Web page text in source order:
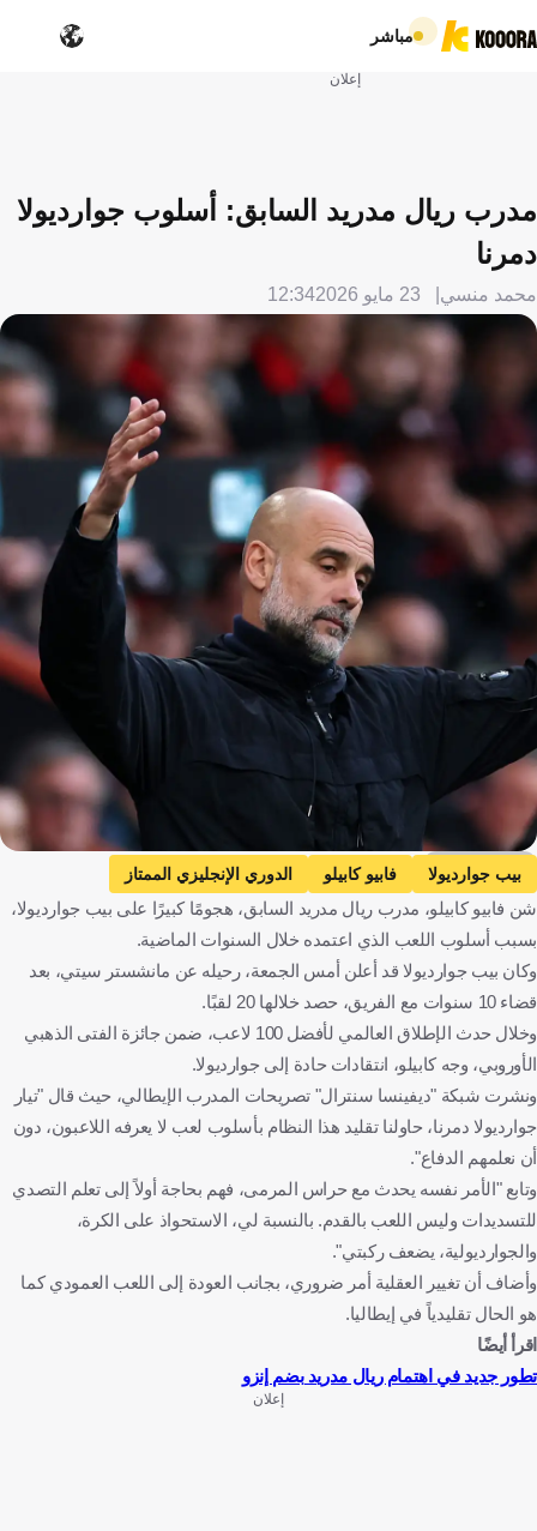
مباشر
إعلان
مدرب ريال مدريد السابق: أسلوب جوارديولا
دمرنا
محمد منسي 23 مايو 2026 12:34
Getty Images
بيب جوارديولا فابيو كابيلو
الدوري الإنجليزي الممتاز
ريال مدريد
مانشستر سيتي إنجلترا كرة قدم
شن فابيو كابيلو، مدرب ريال مدريد السابق، هجومًا كبيرًا على بيب جوارديولا،
بسبب أسلوب اللعب الذي اعتمده خلال السنوات الماضية.
وكان بيب جوارديولا قد أعلن أمس الجمعة، رحيله عن مانشستر سيتي، بعد
قضاء 10 سنوات مع الفريق، حصد خلالها 20 لقبًا.
وخلال حدث الإطلاق العالمي لأفضل 100 لاعب، ضمن جائزة الفتى الذهبي
الأوروبي، وجه كابيلو، انتقادات حادة إلى جوارديولا.
ونشرت شبكة "ديفينسا سنترال" تصريحات المدرب الإيطالي، حيث قال "تيار
جوارديولا دمرنا، حاولنا تقليد هذا النظام بأسلوب لعب لا يعرفه اللاعبون، دون
أن نعلمهم الدفاع".
وتابع "الأمر نفسه يحدث مع حراس المرمى، فهم بحاجة أولاً إلى تعلم التصدي
للتسديدات وليس اللعب بالقدم. بالنسبة لي، الاستحواذ على الكرة،
والجوارديولية، يضعف ركبتي".
وأضاف أن تغيير العقلية أمر ضروري، بجانب العودة إلى اللعب العمودي كما
هو الحال تقليدياً في إيطاليا.
اقرأ أيضًا
تطور جديد في اهتمام ريال مدريد بضم إنزو
إعلان